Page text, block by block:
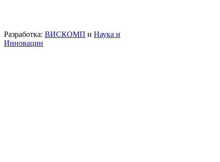
Разработка: ВИСКОМП и Наука и
Инновации